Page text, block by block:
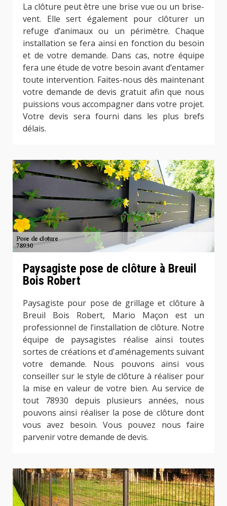
La clôture peut être une brise vue ou un brise-
vent. Elle sert également pour clôturer un
refuge d’animaux ou un périmètre. Chaque
installation se fera ainsi en fonction du besoin
et de votre demande. Dans cas, notre équipe
fera une étude de votre besoin avant d’entamer
toute intervention. Faites-nous dès maintenant
votre demande de devis gratuit afin que nous
puissions vous accompagner dans votre projet.
Votre devis sera fourni dans les plus brefs
délais.
Paysagiste pose de clôture à Breuil
Bois Robert
Paysagiste pour pose de grillage et clôture à
Breuil Bois Robert, Mario Maçon est un
professionnel de l’installation de clôture. Notre
équipe de paysagistes réalise ainsi toutes
sortes de créations et d'aménagements suivant
votre demande. Nous pouvons ainsi vous
conseiller sur le style de clôture à réaliser pour
la mise en valeur de votre bien. Au service de
tout 78930 depuis plusieurs années, nous
pouvons ainsi réaliser la pose de clôture dont
vous avez besoin. Vous pouvez nous faire
parvenir votre demande de devis.